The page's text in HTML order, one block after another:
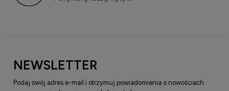
NEWSLETTER
Podaj swój adres e-mail i otrzymuj powiadomienia o nowościach